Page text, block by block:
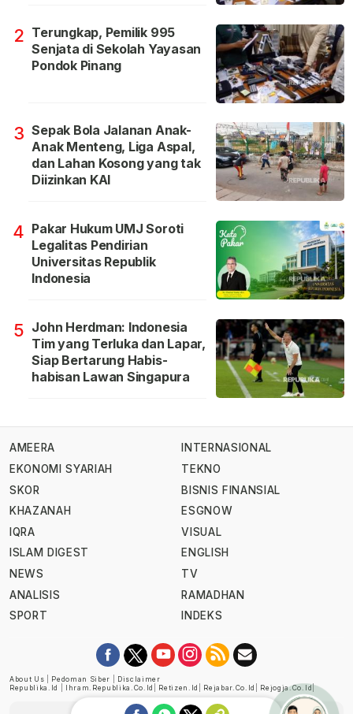
2 Terungkap, Pemilik 995
Senjata di Sekolah Yayasan
Pondok Pinang
3 Sepak Bola Jalanan Anak-
Anak Menteng, Liga Aspal,
dan Lahan Kosong yang tak
Diizinkan KAI
4 Pakar Hukum UMJ Soroti
Legalitas Pendirian
Universitas Republik
Indonesia
5 John Herdman: Indonesia
Tim yang Terluka dan Lapar,
Siap Bertarung Habis-
habisan Lawan Singapura
AMEERA
EKONOMI SYARIAH
SKOR
KHAZANAH
IQRA
ISLAM DIGEST
NEWS
ANALISIS
SPORT
INTERNASIONAL
TEKNO
BISNIS FINANSIAL
ESGNOW
VISUAL
ENGLISH
TV
RAMADHAN
INDEKS
About Us Pedoman Siber
Disclaimer
Republika.id
Ihram.republika.co.id Retizen.id Rejabar.co.id Rejogja.co.id